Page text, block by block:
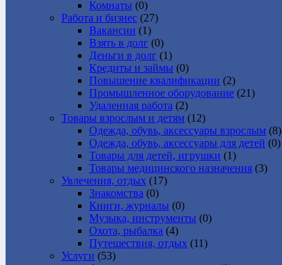
Комнаты (0)
Работа и бизнес (27)
Вакансии (1)
Взять в долг (0)
Деньги в долг (1)
Кредиты и займы (0)
Повышение квалификации (2)
Промышленное оборудование (21)
Удаленная работа (2)
Товары взрослым и детям (12)
Одежда, обувь, аксессуары взрослым (8)
Одежда, обувь, аксессуары для детей (0)
Товары для детей, игрушки (1)
Товары медицинского назначения (3)
Увлечения, отдых (17)
Знакомства (0)
Книги, журналы (0)
Музыка, инструменты (0)
Охота, рыбалка (4)
Путешествия, отдых (11)
Услуги (53)